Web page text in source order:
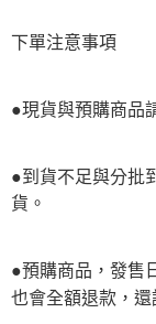
下單注意事項
●現貨與預購商品
●到貨不足與分批
貨。
●預購商品，發售
也會全額退款，還